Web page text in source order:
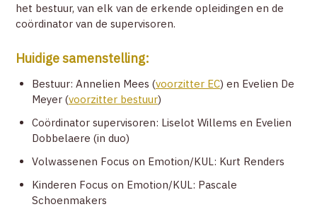
het bestuur, van elk van de erkende opleidingen en de
coördinator van de supervisoren.
Huidige samenstelling:
Bestuur: Annelien Mees (voorzitter EC) en Evelien De
Meyer (voorzitter bestuur)
Coördinator supervisoren: Liselot Willems en Evelien
Dobbelaere (in duo)
Volwassenen Focus on Emotion/KUL: Kurt Renders
Kinderen Focus on Emotion/KUL: Pascale
Schoenmakers
ZOEK